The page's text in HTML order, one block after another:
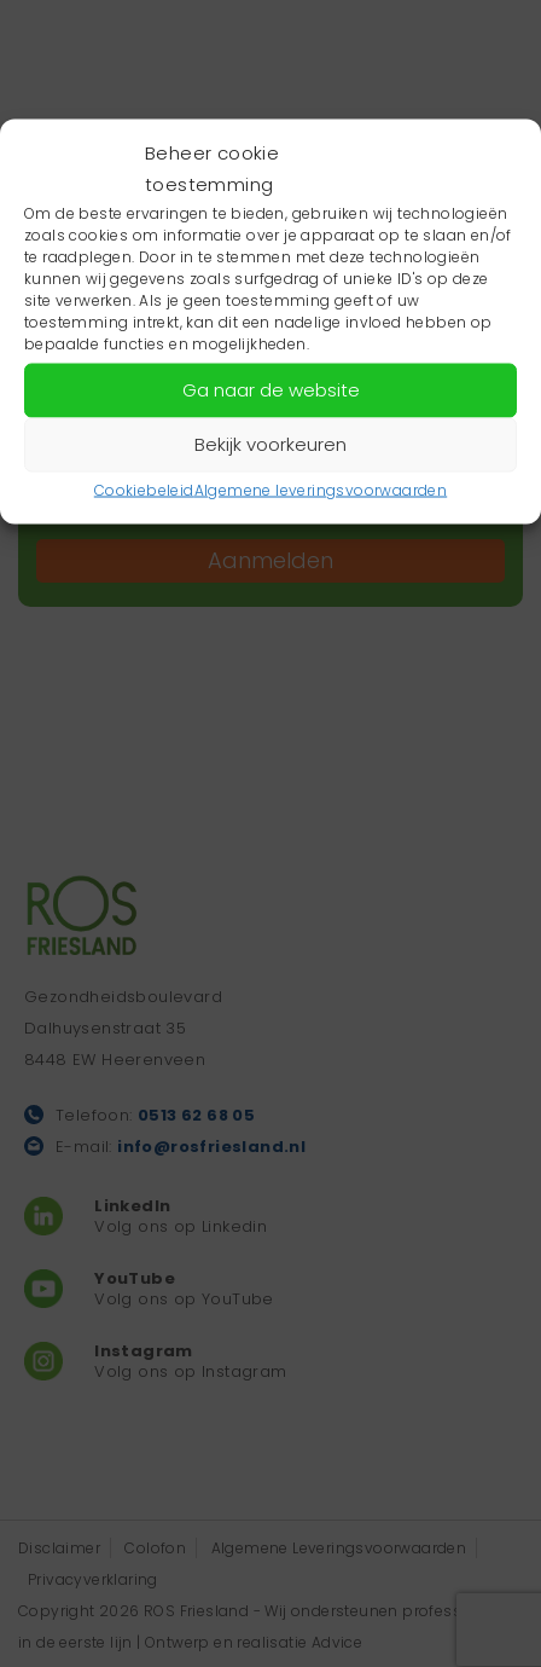
Beheer cookie
toestemming
Om de beste ervaringen te bieden, gebruiken wij technologieën
zoals cookies om informatie over je apparaat op te slaan en/of
te raadplegen. Door in te stemmen met deze technologieën
kunnen wij gegevens zoals surfgedrag of unieke ID's op deze
site verwerken. Als je geen toestemming geeft of uw
toestemming intrekt, kan dit een nadelige invloed hebben op
bepaalde functies en mogelijkheden.
Ga naar de website
Bekijk voorkeuren
CookiebeleidAlgemene leveringsvoorwaarden
Wil je niets missen?
Wil je op de hoogte blijven van het laatste
zorgnieuws in jouw regio? Schrijf je dan in voor
onze nieuwsbrief.
Aanmelden
Gezondheidsboulevard
Dalhuysenstraat 35
8448 EW Heerenveen
Telefoon: 0513 62 68 05
E-mail: info@rosfriesland.nl
LinkedIn
Volg ons op Linkedin
YouTube
Volg ons op YouTube
Instagram
Volg ons op Instagram
Disclaimer Colofon
Algemene Leveringsvoorwaarden
Privacyverklaring
Copyright 2026 ROS Friesland - Wij ondersteunen professionals
in de eerste lijn | Ontwerp en realisatie Advice